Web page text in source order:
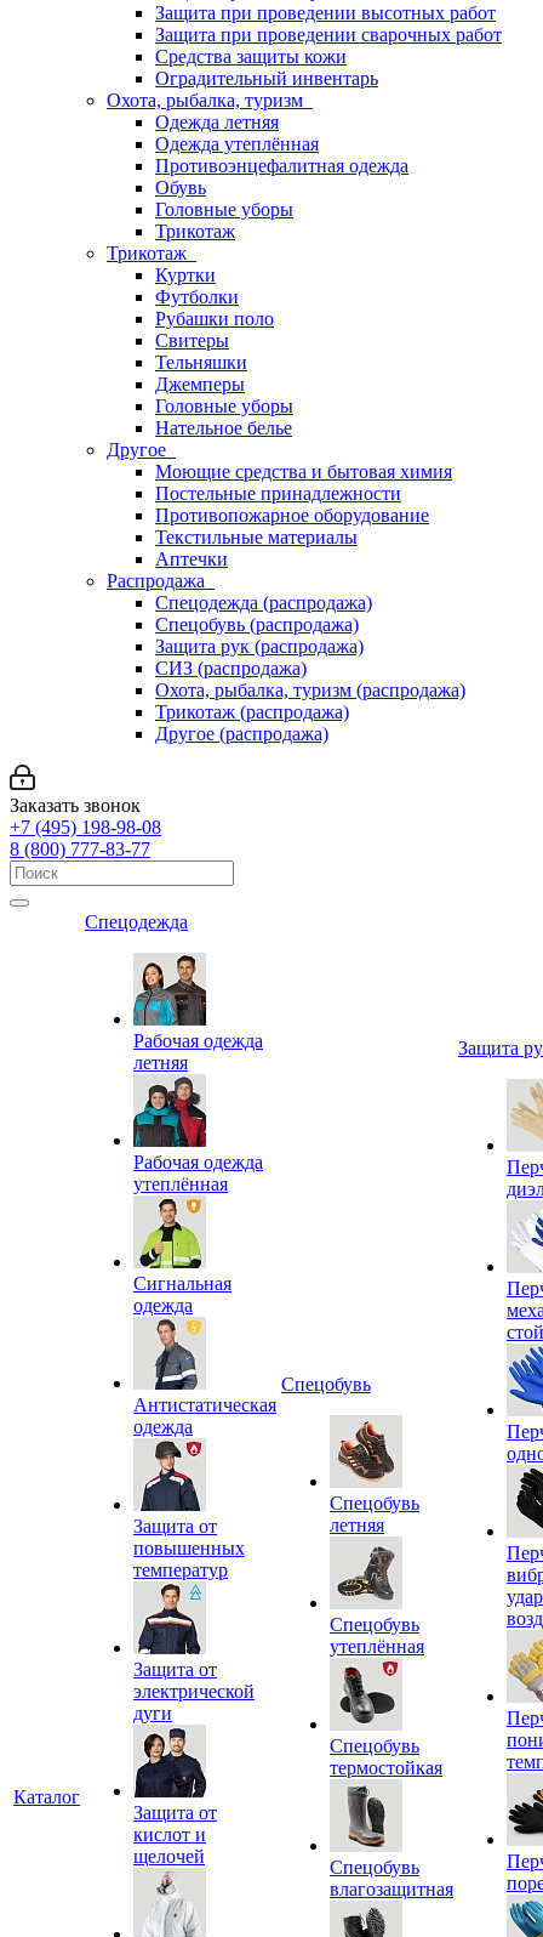
Защита при проведении высотных работ
Защита при проведении сварочных работ
Средства защиты кожи
Оградительный инвентарь
Охота, рыбалка, туризм
Одежда летняя
Одежда утеплённая
Противоэнцефалитная одежда
Обувь
Головные уборы
Трикотаж
Трикотаж
Куртки
Футболки
Рубашки поло
Свитеры
Тельняшки
Джемперы
Головные уборы
Нательное белье
Другое
Моющие средства и бытовая химия
Постельные принадлежности
Противопожарное оборудование
Текстильные материалы
Аптечки
Распродажа
Спецодежда (распродажа)
Спецобувь (распродажа)
Защита рук (распродажа)
СИЗ (распродажа)
Охота, рыбалка, туризм (распродажа)
Трикотаж (распродажа)
Другое (распродажа)
Заказать звонок
+7 (495) 198-98-08
8 (800) 777-83-77
Каталог
Спецодежда
Рабочая одежда
летняя
Рабочая одежда
утеплённая
Сигнальная
одежда
Антистатическая
одежда
Защита от
повышенных
температур
Защита от
электрической
дуги
Защита от
кислот и
щелочей
Спецобувь
Спецобувь
летняя
Спецобувь
утеплённая
Спецобувь
термостойкая
Спецобувь
влагозащитная
Защита